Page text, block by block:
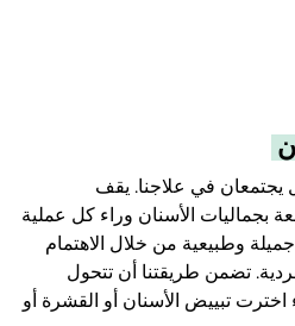
في علاجنا. يقف
بجماليات الأسنان وراء كل عملية
وطبيعية من خلال الاهتمام
تضمن طريقتنا أن تتحول
اخترت تبييض الأسنان أو القشرة أو